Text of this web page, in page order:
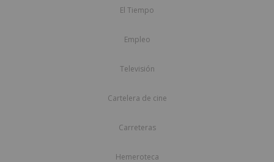
El Tiempo
Empleo
Televisión
Cartelera de cine
Carreteras
Hemeroteca